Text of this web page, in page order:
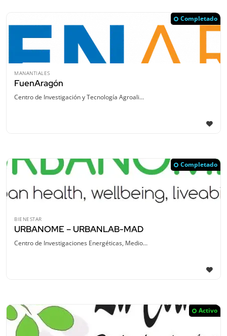
Completado
MANANTIALES
FuenAragón
Centro de Investigación y Tecnología Agroali…
Completado
BIENESTAR
URBANOME – URBANLAB-MAD
Centro de Investigaciones Energéticas, Medio…
Activo